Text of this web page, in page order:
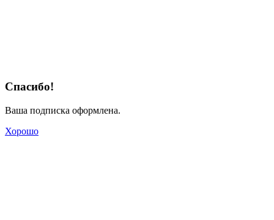
Спасибо!
Ваша подписка оформлена.
Хорошо